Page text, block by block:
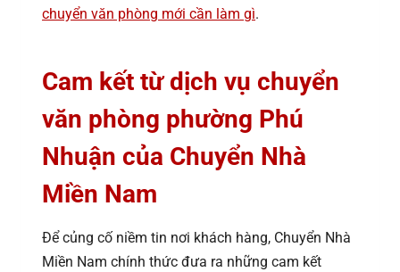
chuyển văn phòng mới cần làm gì.
Cam kết từ dịch vụ chuyển
văn phòng phường Phú
Nhuận của Chuyển Nhà
Miền Nam
Để củng cố niềm tin nơi khách hàng, Chuyển Nhà
Miền Nam chính thức đưa ra những cam kết